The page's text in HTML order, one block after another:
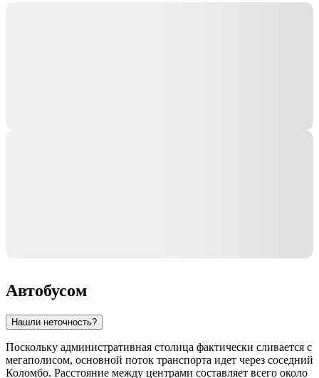
Автобусом
Нашли неточность?
Поскольку административная столица фактически сливается с
мегаполисом, основной поток транспорта идет через соседний
Коломбо. Расстояние между центрами составляет всего около